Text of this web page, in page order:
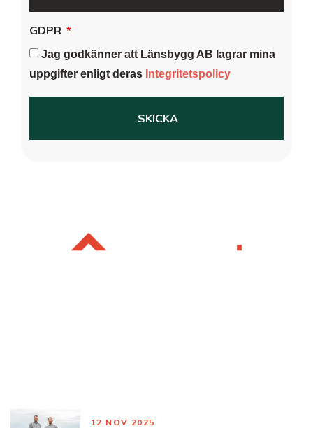
GDPR
Jag godkänner att Länsbygg AB lagrar mina
uppgifter enligt deras Integritetspolicy
SKICKA
12 NOV 2025